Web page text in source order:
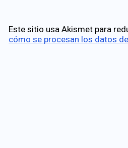
Este sitio usa Akismet para
cómo se procesan los datos